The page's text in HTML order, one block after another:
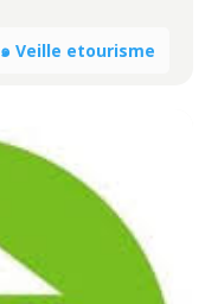
๑ Veille etourisme